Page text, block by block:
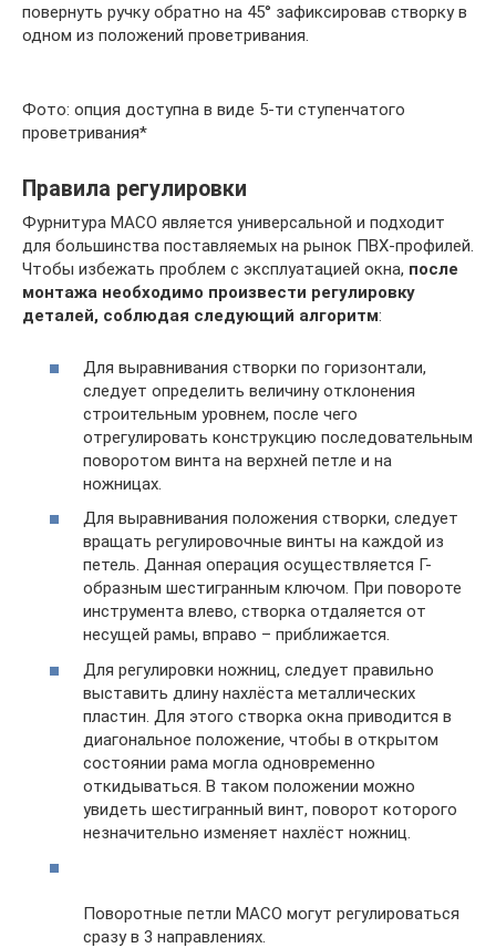
повернуть ручку обратно на 45° зафиксировав створку в
одном из положений проветривания.
Фото: опция доступна в виде 5-ти ступенчатого
проветривания*
Правила регулировки
Фурнитура MACO является универсальной и подходит
для большинства поставляемых на рынок ПВХ-профилей.
Чтобы избежать проблем с эксплуатацией окна, после
монтажа необходимо произвести регулировку
деталей, соблюдая следующий алгоритм:
Для выравнивания створки по горизонтали,
следует определить величину отклонения
строительным уровнем, после чего
отрегулировать конструкцию последовательным
поворотом винта на верхней петле и на
ножницах.
Для выравнивания положения створки, следует
вращать регулировочные винты на каждой из
петель. Данная операция осуществляется Г-
образным шестигранным ключом. При повороте
инструмента влево, створка отдаляется от
несущей рамы, вправо – приближается.
Для регулировки ножниц, следует правильно
выставить длину нахлёста металлических
пластин. Для этого створка окна приводится в
диагональное положение, чтобы в открытом
состоянии рама могла одновременно
откидываться. В таком положении можно
увидеть шестигранный винт, поворот которого
незначительно изменяет нахлёст ножниц.
Поворотные петли MACO могут регулироваться
сразу в 3 направлениях.